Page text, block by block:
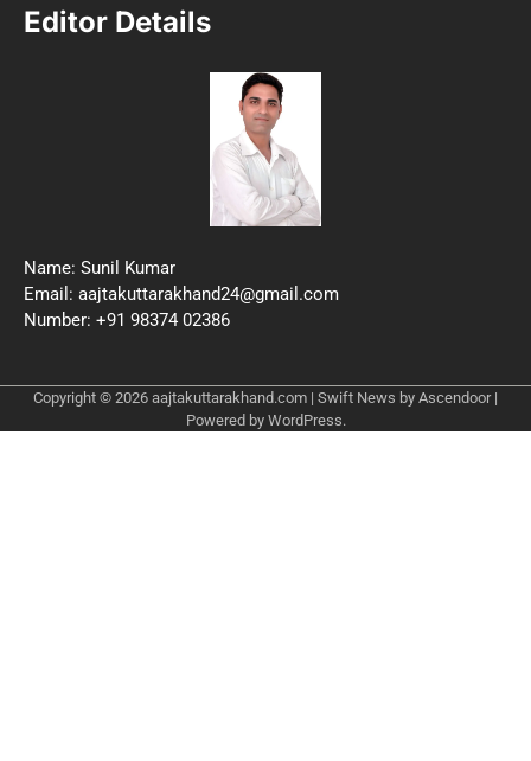
Editor Details
Name: Sunil Kumar
Email: aajtakuttarakhand24@gmail.com
Number: +91 98374 02386
Copyright © 2026 aajtakuttarakhand.com | Swift News by Ascendoor|
Powered by WordPress.